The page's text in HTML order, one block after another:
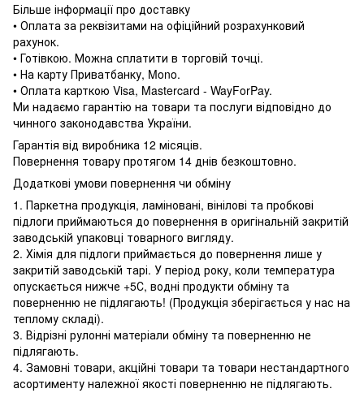
Більше інформації про доставку
• Оплата за реквізитами на офіційний розрахунковий
рахунок.
• Готівкою. Можна сплатити в торговій точці.
• На карту Приватбанку, Mono.
• Оплата карткою Visa, Mastercard - WayForPay.
Ми надаємо гарантію на товари та послуги відповідно до
чинного законодавства України.
Гарантія від виробника 12 місяців.
Повернення товару протягом 14 днів безкоштовно.
Додаткові умови повернення чи обміну
1. Паркетна продукція, ламіновані, вінілові та пробкові
підлоги приймаються до повернення в оригінальній закритій
заводській упаковці товарного вигляду.
2. Хімія для підлоги приймається до повернення лише у
закритій заводській тарі. У період року, коли температура
опускається нижче +5С, водні продукти обміну та
поверненню не підлягають! (Продукція зберігається у нас на
теплому складі).
3. Відрізні рулонні матеріали обміну та поверненню не
підлягають.
4. Замовні товари, акційні товари та товари нестандартного
асортименту належної якості поверненню не підлягають.